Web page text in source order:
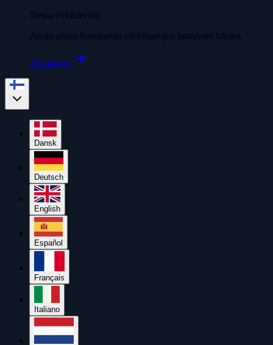
Tietoa eMableristä
Avoin alusta luotettavan sähköautojen latauksen takana.
Tarinamme
Dansk
Deutsch
English
Español
Français
Italiano